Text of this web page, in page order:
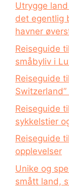
Utrygge
det egentlig
havner
Reiseguide
småbyliv i
Reiseguide
Reiseguide
sykkelstier
Reiseguide
opplevelser
Unike og
smått land,